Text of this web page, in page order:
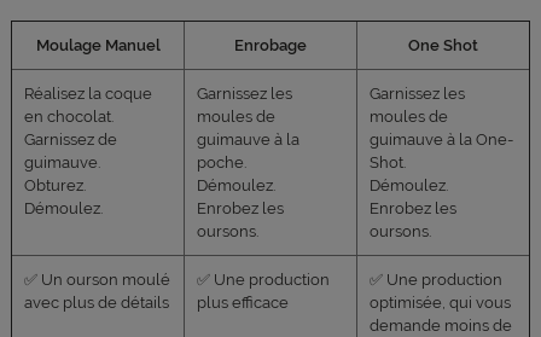
Moulage Manuel Enrobage One Shot
Réalisez la coque
en chocolat.
Garnissez de
guimauve.
Obturez.
Démoulez.
Garnissez les
moules de
guimauve à la
poche.
Démoulez.
Enrobez les
oursons.
Garnissez les
moules de
guimauve à la One-
Shot.
Démoulez.
Enrobez les
oursons.
✅ Un ourson moulé
avec plus de détails
✅ Une production
plus efficace
✅ Une production
optimisée, qui vous
demande moins de